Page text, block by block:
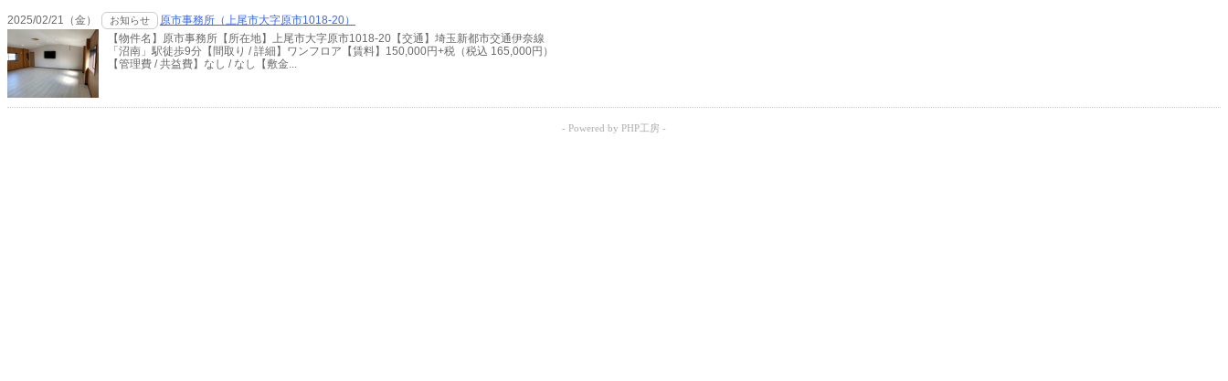
2025/02/21（金） お知らせ
原市事務所（上尾市大字原市1018-20）
【物件名】原市事務所【所在地】上尾市大字原市1018-20【交通】埼玉新都市交通伊奈線
「沼南」駅徒歩9分【間取り / 詳細】ワンフロア【賃料】150,000円+税（税込 165,000円）
【管理費 / 共益費】なし / なし【敷金...
- Powered by PHP工房 -